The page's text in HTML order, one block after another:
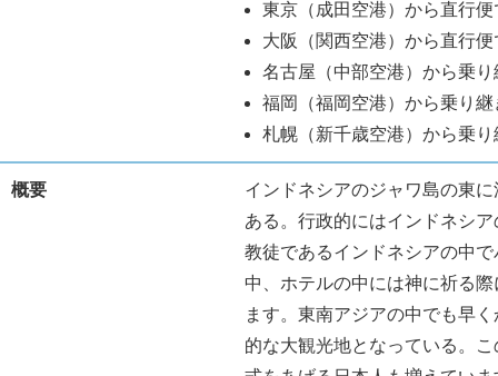
東京（成田空港）から直行
大阪（関西空港）から直行
名古屋（中部空港）から乗
福岡（福岡空港）から乗り
札幌（新千歳空港）から乗
概要
インドネシアのジャワ島の東
ある。行政的にはインドネシ
教徒であるインドネシアの中
中、ホテルの中には神に祈る
ます。東南アジアの中でも早
的な大観光地となっている。